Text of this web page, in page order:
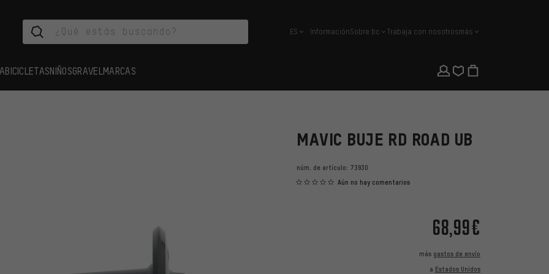
español
ES InformaciónSobre bc Trabaja con nosotrosmás
BICICLETASNIÑOSGRAVEL MARCAS
MAVIC BUJE RD ROAD UB
núm. de artículo: 73930
Aún no hay comentarios
68,99€
más gastos de envío
a Estados Unidos